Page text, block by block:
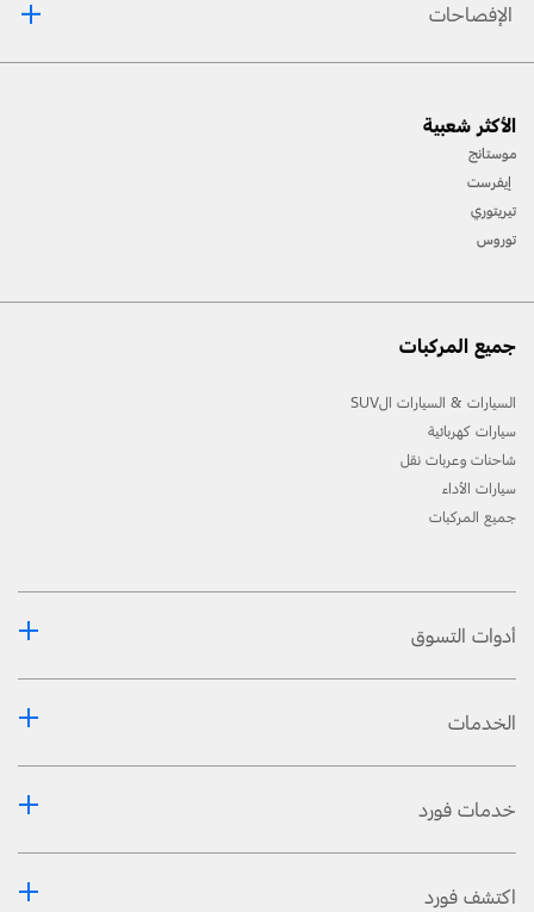
الإفصاحات
المسارات، واستخدام معدات السلامة المناسبة.
[2] لن تتوفّر جميع ميّزات المركبة في جميع الأسواق. اتصل بموزّع فورد المحلي للحصول على أحدث
الأكثر شعبية
موستانج
إيفرست
تيريتوري
توروس
جميع المركبات
السيارات & السيارات الSUV
سيارات كهربائية
شاحنات وعربات نقل
سيارات الأداء
جميع المركبات
أدوات التسوق
الخدمات
خدمات فورد
اكتشف فورد